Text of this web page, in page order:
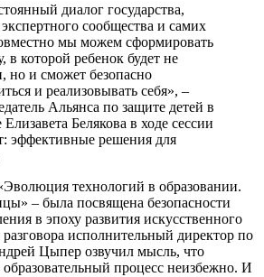
диалог государства,
сообщества и самих
мы можем сформировать
в которой ребенок будет не
но и сможет безопасно
и реализовывать себя», –
Альянса по защите детей в
Белякова в ходе сессии
эффективные решения для
технологий в образовании.
– была посвящена безопасности
в эпоху развития искусственного
исполнительный директор по
Цыпер озвучил мысль, что
процесс неизбежно. И